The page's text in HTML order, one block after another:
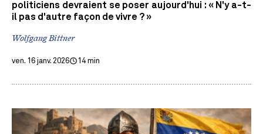
politiciens devraient se poser aujourd'hui : « N'y a-t-
il pas d'autre façon de vivre ? »
Wolfgang Bittner
ven. 16 janv. 2026 14 min